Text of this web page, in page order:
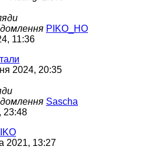
PIKO_HO
11:36
2024, 20:35
Sascha
23:48
2021, 13:27